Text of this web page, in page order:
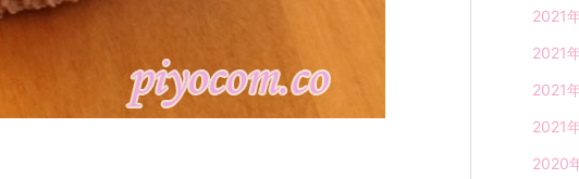
2021
2021
2021
2021
2020